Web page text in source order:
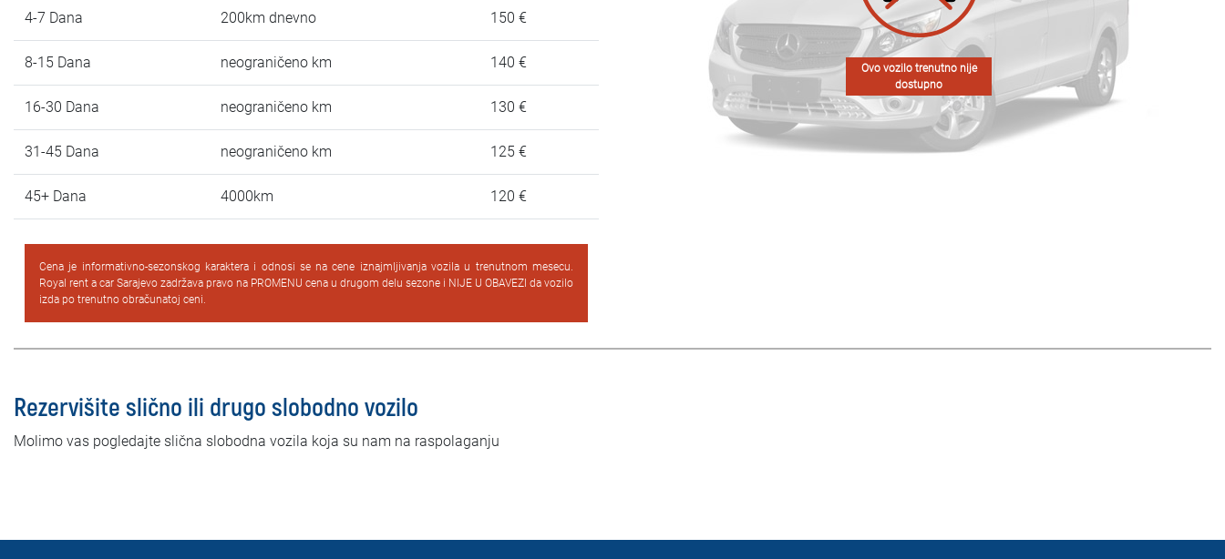
4-7 Dana 200km dnevno 150 €
8-15 Dana neograničeno km 140 €
16-30 Dana neograničeno km 130 €
31-45 Dana neograničeno km 125 €
45+ Dana 4000km 120 €
Cena je informativno-sezonskog karaktera i odnosi se na cene iznajmljivanja vozila u trenutnom mesecu.
Royal rent a car Sarajevo zadržava pravo na PROMENU cena u drugom delu sezone i NIJE U OBAVEZI da vozilo
izda po trenutno obračunatoj ceni.
Ovo vozilo trenutno nije
dostupno
Rezervišite slično ili drugo slobodno vozilo
Molimo vas pogledajte slična slobodna vozila koja su nam na raspolaganju